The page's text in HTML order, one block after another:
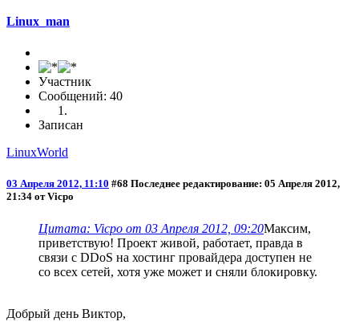
Linux_man
Участник
Сообщений: 40
Записан
LinuxWorld
03 Апреля 2012, 11:10 #68 Последнее редактирование: 05 Апреля 2012,
21:34 от Vicpo
Цитата: Vicpo от 03 Апреля 2012, 09:20Максим,
приветствую! Проект живой, работает, правда в
связи с DDoS на хостинг провайдера доступен не
со всех сетей, хотя уже может и сняли блокировку.
Добрый день Виктор,